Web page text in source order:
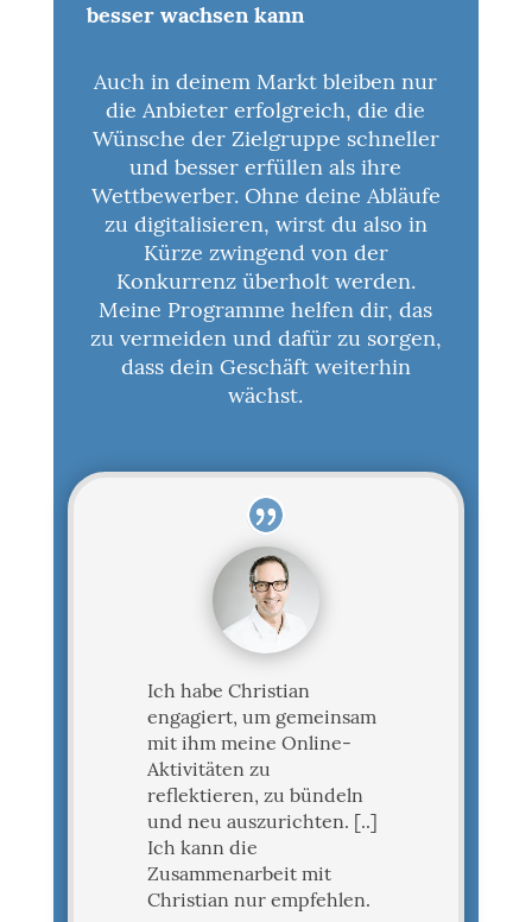
besser wachsen kann
Auch in deinem Markt bleiben nur
die Anbieter erfolgreich, die die
Wünsche der Zielgruppe schneller
und besser erfüllen als ihre
Wettbewerber. Ohne deine Abläufe
zu digitalisieren, wirst du also in
Kürze zwingend von der
Konkurrenz überholt werden.
Meine Programme helfen dir, das
zu vermeiden und dafür zu sorgen,
dass dein Geschäft weiterhin
wächst.
Ich habe Christian
engagiert, um gemeinsam
mit ihm meine Online-
Aktivitäten zu
reflektieren, zu bündeln
und neu auszurichten. [..]
Ich kann die
Zusammenarbeit mit
Christian nur empfehlen.